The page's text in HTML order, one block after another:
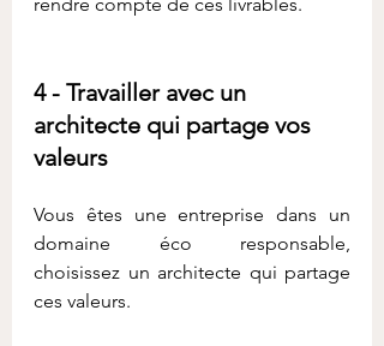
rendre compte de ces livrables.
4 - Travailler avec un
architecte qui partage vos
valeurs
Vous êtes une entreprise dans un
domaine éco responsable,
choisissez un architecte qui partage
ces valeurs.